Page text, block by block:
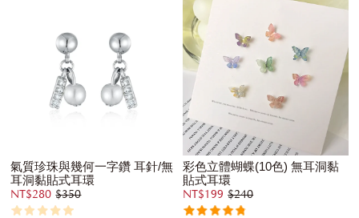
氣質珍珠與幾何一字鑽 耳針/無
耳洞黏貼式耳環
NT$280 $350
彩色立體蝴蝶(10色) 無耳洞黏
貼式耳環
NT$199 $240